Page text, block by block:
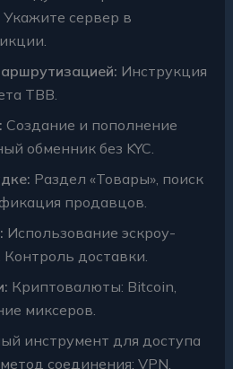
Укажите сервер в
Инструкция
TBB.
Создание и пополнение
обменник без KYC.
Раздел «Товары», поиск
продавцов.
Использование эскроу-
доставки.
Криптовалюты: Bitcoin,
миксеров.
инструмент для доступа
соединения: VPN.